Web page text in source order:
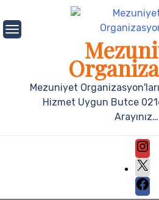
Mezuniyet
Hizmet Uygun Butce
Arayınız…